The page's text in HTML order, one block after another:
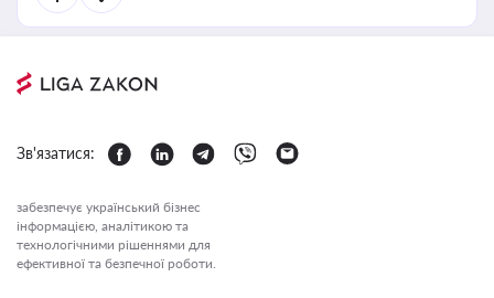
Зв'язатися:
забезпечує український бізнес
інформацією, аналітикою та
технологічними рішеннями для
ефективної та безпечної роботи.